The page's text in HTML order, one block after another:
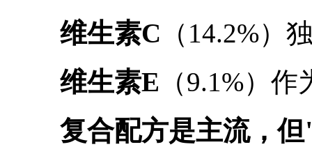
维生素C （14.2%）
维生素E （9.1%）
复合配方是主流，